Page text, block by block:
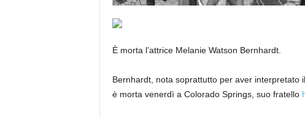
È morta l’attrice Melanie Watson Bernhardt.
Bernhardt, nota soprattutto per aver interpretato
è morta venerdì a Colorado Springs, suo fratello